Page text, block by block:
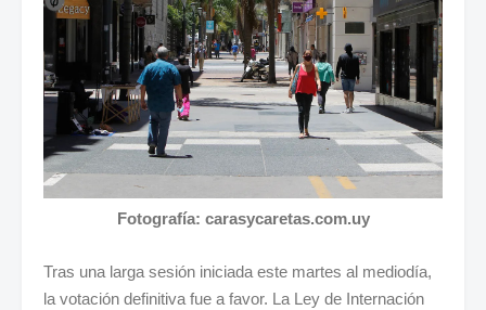
Fotografía: carasycaretas.com.uy
Tras una larga sesión iniciada este martes al mediodía,
la votación definitiva fue a favor. La Ley de Internación